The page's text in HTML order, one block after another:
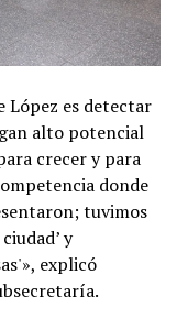
López es detectar
alto potencial
crecer y para
donde
tuvimos
y
explicó